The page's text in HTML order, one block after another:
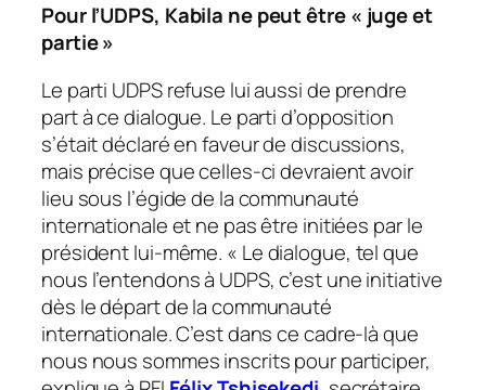
Pour l’UDPS, Kabila ne peut être « juge et
partie»
Le parti UDPS refuse lui aussi de prendre
part à ce dialogue. Le parti d’opposition
s’était déclaré en faveur de discussions,
mais précise que celles-ci devraient avoir
lieu sous l’égide de la communauté
internationale et ne pas être initiées par le
président lui-même. « Le dialogue, tel que
nous l’entendons à UDPS, c’est une initiative
dès le départ de la communauté
internationale. C’est dans ce cadre-là que
nous nous sommes inscrits pour participer,